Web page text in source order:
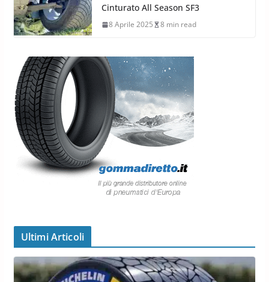
Cinturato All Season SF3
8 Aprile 2025 8 min read
Ultimi Articoli